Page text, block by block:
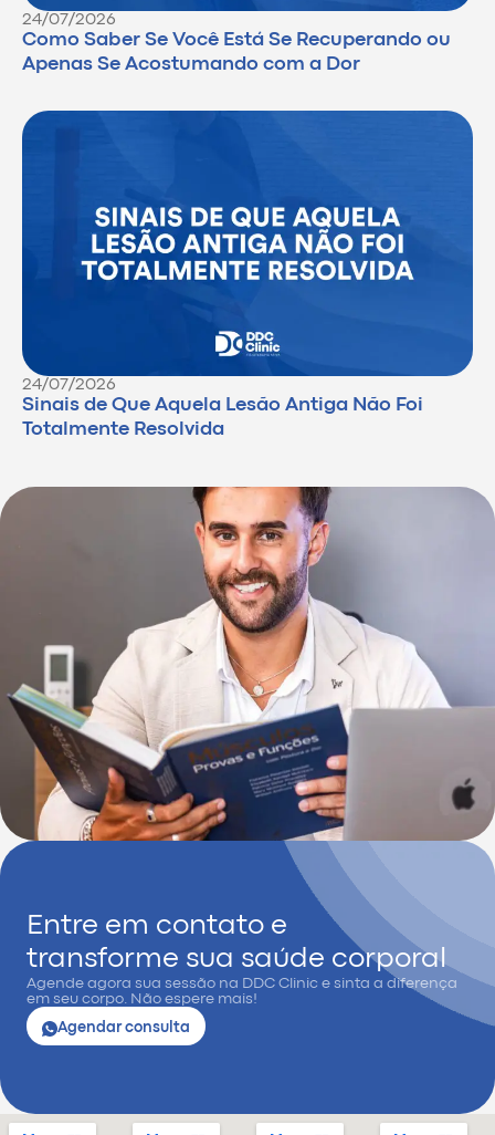
24/07/2026
Como Saber Se Você Está Se Recuperando ou
Apenas Se Acostumando com a Dor
24/07/2026
Sinais de Que Aquela Lesão Antiga Não Foi
Totalmente Resolvida
Entre em contato e
transforme sua saúde corporal
Agende agora sua sessão na DDC Clinic e sinta a diferença
em seu corpo. Não espere mais!
Agendar consulta